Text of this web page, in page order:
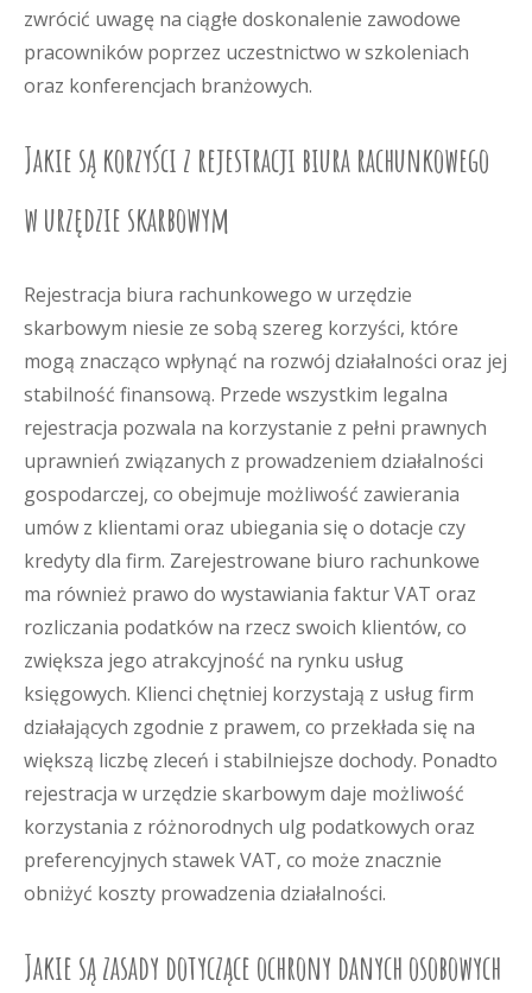
zwrócić uwagę na ciągłe doskonalenie zawodowe
pracowników poprzez uczestnictwo w szkoleniach
oraz konferencjach branżowych.
Jakie są korzyści z rejestracji biura rachunkowego
w urzędzie skarbowym
Rejestracja biura rachunkowego w urzędzie
skarbowym niesie ze sobą szereg korzyści, które
mogą znacząco wpłynąć na rozwój działalności oraz jej
stabilność finansową. Przede wszystkim legalna
rejestracja pozwala na korzystanie z pełni prawnych
uprawnień związanych z prowadzeniem działalności
gospodarczej, co obejmuje możliwość zawierania
umów z klientami oraz ubiegania się o dotacje czy
kredyty dla firm. Zarejestrowane biuro rachunkowe
ma również prawo do wystawiania faktur VAT oraz
rozliczania podatków na rzecz swoich klientów, co
zwiększa jego atrakcyjność na rynku usług
księgowych. Klienci chętniej korzystają z usług firm
działających zgodnie z prawem, co przekłada się na
większą liczbę zleceń i stabilniejsze dochody. Ponadto
rejestracja w urzędzie skarbowym daje możliwość
korzystania z różnorodnych ulg podatkowych oraz
preferencyjnych stawek VAT, co może znacznie
obniżyć koszty prowadzenia działalności.
Jakie są zasady dotyczące ochrony danych osobowych